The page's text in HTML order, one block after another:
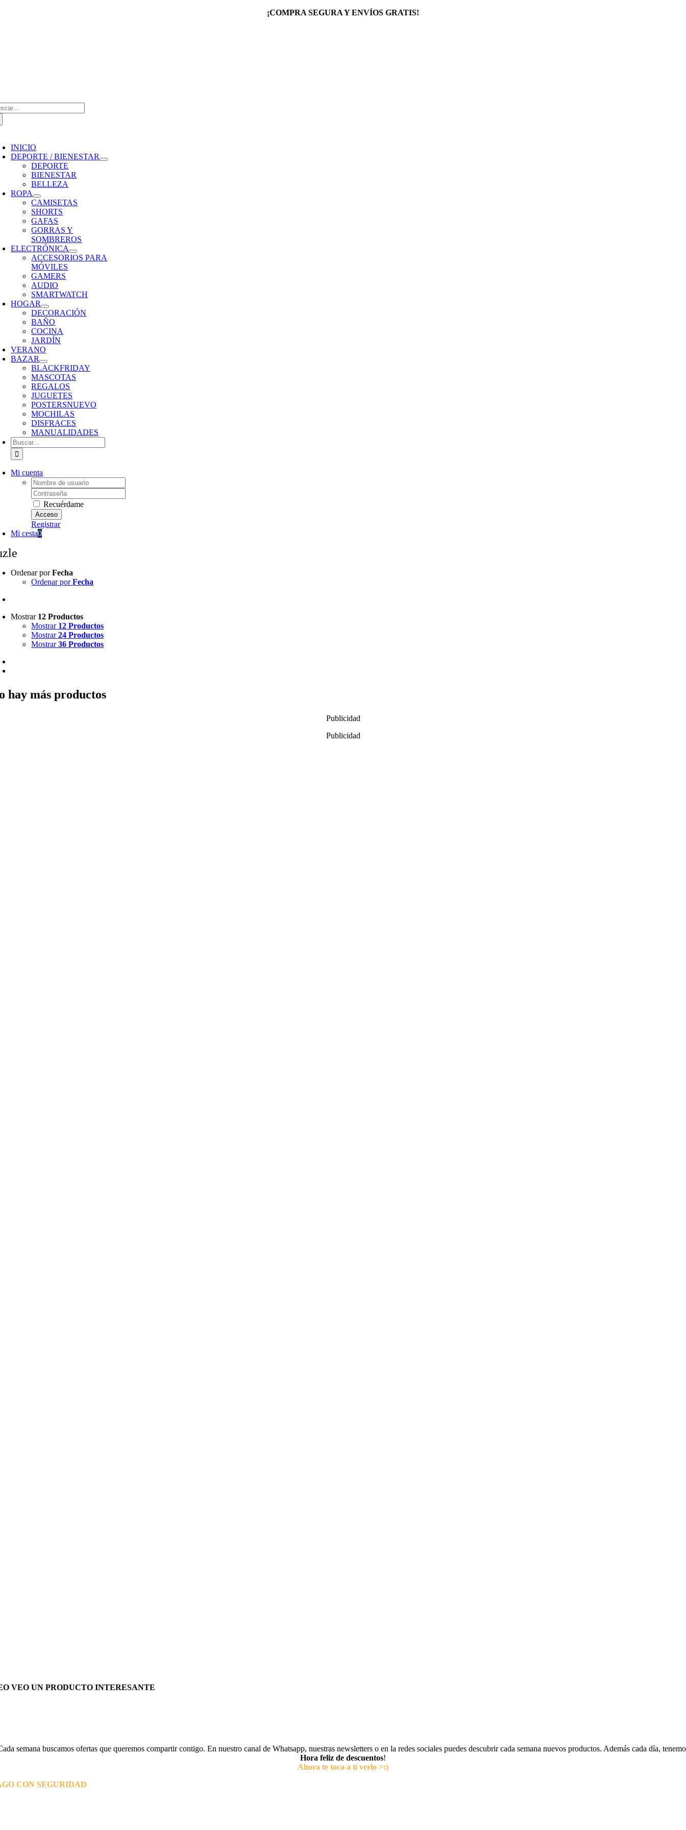
¡COMPRA SEGURA Y ENVÍOS GRATIS!
INICIO
DEPORTE / BIENESTAR
DEPORTE
BIENESTAR
BELLEZA
ROPA
CAMISETAS
SHORTS
GAFAS
GORRAS Y
SOMBREROS
ELECTRÓNICA
ACCESORIOS PARA
MÓVILES
GAMERS
AUDIO
SMARTWATCH
HOGAR
DECORACIÓN
BAÑO
COCINA
JARDÍN
VERANO
BAZAR
BLACKFRIDAY
MASCOTAS
REGALOS
JUGUETES
POSTERSNUEVO
MOCHILAS
DISFRACES
MANUALIDADES
Buscar:
Mi cuenta
Username:
Password:
Recuérdame
Registrar
Mi cesta0
Ordenar porFecha
Ordenar porFecha
Mostrar 12 Productos
Mostrar 12 Productos
Mostrar24 Productos
Mostrar36 Productos
hay más productos
Publicidad
Publicidad
VEO UN PRODUCTO INTERESANTE
semana buscamos ofertas que queremos compartir contigo. En nuestro canal de Whatsapp, nuestras newsletters o en la redes sociales puedes descubrir cada semana nuevos productos. Además cada día,
Hora feliz de descuentos!
Ahora te toca a tí verlo >:)
CON SEGURIDAD